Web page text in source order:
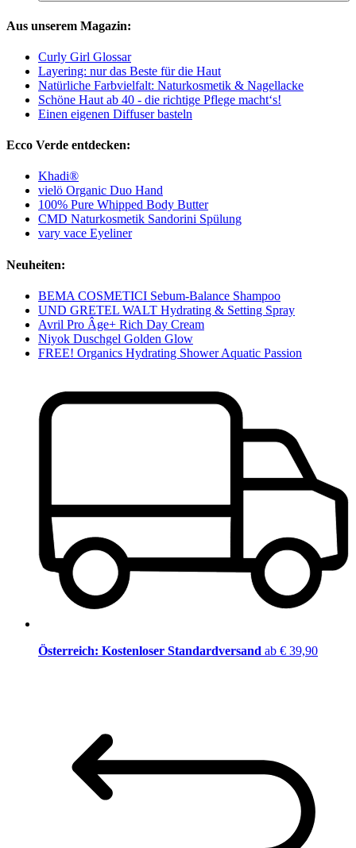
Aus unserem Magazin:
Curly Girl Glossar
Layering: nur das Beste für die Haut
Natürliche Farbvielfalt: Naturkosmetik & Nagellacke
Schöne Haut ab 40 - die richtige Pflege macht‘s!
Einen eigenen Diffuser basteln
Ecco Verde entdecken:
Khadi®
vielö Organic Duo Hand
100% Pure Whipped Body Butter
CMD Naturkosmetik Sandorini Spülung
vary vace Eyeliner
Neuheiten:
BEMA COSMETICI Sebum-Balance Shampoo
UND GRETEL WALT Hydrating & Setting Spray
Avril Pro Âge+ Rich Day Cream
Niyok Duschgel Golden Glow
FREE! Organics Hydrating Shower Aquatic Passion
Österreich: Kostenloser Standardversand ab € 39,90